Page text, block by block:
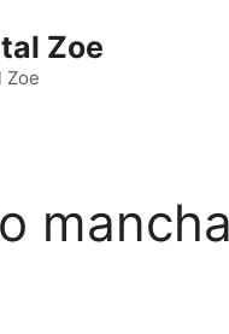
Zoe
Zoe